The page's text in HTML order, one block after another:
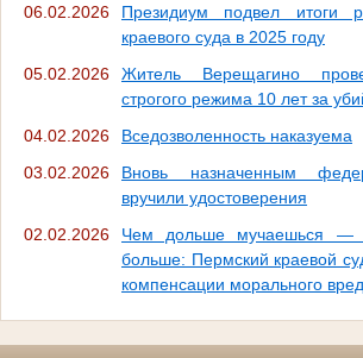
06.02.2026
Президиум подвел итоги
краевого суда в 2025 году
05.02.2026
Житель Верещагино
строгого режима 10 лет за
04.02.2026
Вседозволенность наказуема
03.02.2026
Вновь назначенным
вручили удостоверения
02.02.2026
Чем дольше мучаешься —
больше: Пермский краевой
компенсации морального